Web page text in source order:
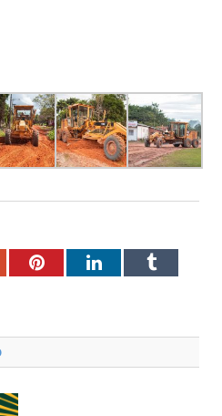
PinterestLinkedInTumblr